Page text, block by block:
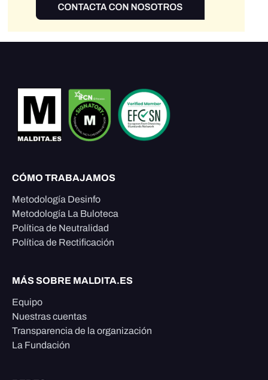
CÓMO TRABAJAMOS
Metodología Desinfo
Metodología La Buloteca
Política de Neutralidad
Política de Rectificación
MÁS SOBRE MALDITA.ES
Equipo
Nuestras cuentas
Transparencia de la organización
La Fundación